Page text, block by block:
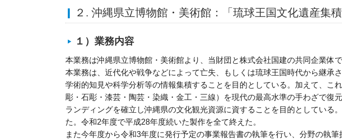
２. 沖縄県立博物館・美術館：「琉球王国文化遺産集
１）業務内容
本業務は沖縄県立博物館・美術館より、当財団と株式会社国建の共同企業体で
本業務は、近代化や戦争などによって亡失、もしくは琉球王国時代から継承
学術的知見や科学分析等の情報集積することを目的としている。加えて、こ
彫・石彫・漆芸・陶芸・染織・金工・三線）を現代の最高水準の手わざで復
ランディングを確立し沖縄県の文化観光資源に資することを目的としている
た。令和2年度で平成28年度続いた製作を全て終えた。
また今年度から令和3年度に発行予定の事業報告書の執筆を行い、分野の執